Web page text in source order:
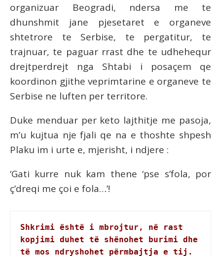
organizuar Beogradi, ndersa me te
dhunshmit jane pjesetaret e organeve
shtetrore te Serbise, te pergatitur, te
trajnuar, te paguar rrast dhe te udhehequr
drejtperdrejt nga Shtabi i posaçem qe
koordinon gjithe veprimtarine e organeve te
Serbise ne luften per territore.
Duke menduar per keto lajthitje me pasoja,
m’u kujtua nje fjali qe na e thoshte shpesh
Plaku im i urte e, mjerisht, i ndjere :
‘Gati kurre nuk kam thene ‘pse s’fola, por
ç’dreqi me çoi e fola…’!
Shkrimi është i mbrojtur, në rast
kopjimi duhet të shënohet burimi dhe
të mos ndryshohet përmbajtja e tij.